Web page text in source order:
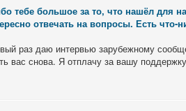
тебе большое за то, что нашёл для
отвечать на вопросы. Есть что-
раз даю интервью зарубежному
вас снова. Я отплачу за вашу